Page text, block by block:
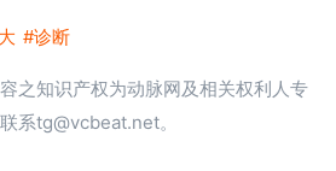
#诊断
之知识产权为动脉网及相关权利人专
系tg@vcbeat.net。